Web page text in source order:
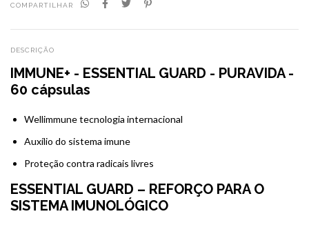
COMPARTILHAR
DESCRIÇÃO
IMMUNE+ - ESSENTIAL GUARD - PURAVIDA -
60 cápsulas
Wellimmune tecnologia internacional
Auxílio do sistema imune
Proteção contra radicais livres
ESSENTIAL GUARD – REFORÇO PARA O
SISTEMA IMUNOLÓGICO